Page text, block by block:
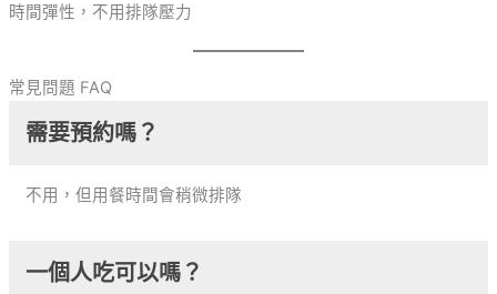
時間彈性，不用排隊壓力
常見問題 FAQ
需要預約嗎？
不用，但用餐時間會稍微排隊
一個人吃可以嗎？